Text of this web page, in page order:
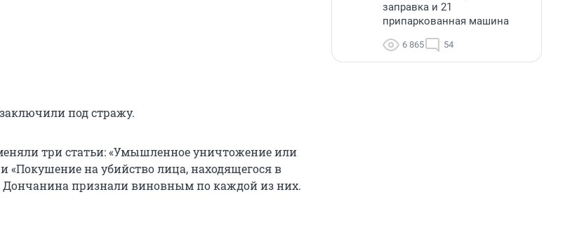
под стражу.
три статьи: «Умышленное уничтожение или
«Покушение на убийство лица, находящегося в
Дончанина признали виновным по каждой из них.
заправка и 21
припаркованная машина
6 865 54